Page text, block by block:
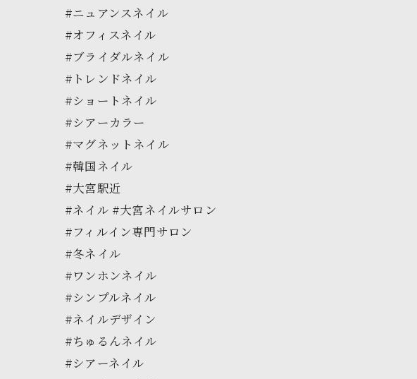
#ニュアンスネイル
#オフィスネイル
#ブライダルネイル
#トレンドネイル
#ショートネイル
#シアーカラー
#マグネットネイル
#韓国ネイル
#大宮駅近
#ネイル #大宮ネイルサロン
#フィルイン専門サロン
#冬ネイル
#ワンホンネイル
#シンプルネイル
#ネイルデザイン
#ちゅるんネイル
#シアーネイル